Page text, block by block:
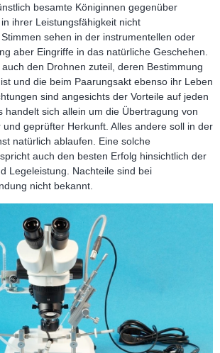
besamte Königinnen gegenüber
ihrer Leistungsfähigkeit nicht
sehen in der instrumentellen oder
aber Eingriffe in das natürliche Geschehen.
den Drohnen zuteil, deren Bestimmung
und die beim Paarungsakt ebenso ihr Leben
sind angesichts der Vorteile auf jeden
handelt sich allein um die Übertragung von
geprüfter Herkunft. Alles andere soll in der
natürlich ablaufen. Eine solche
auch den besten Erfolg hinsichtlich der
Legeleistung. Nachteile sind bei
nicht bekannt.